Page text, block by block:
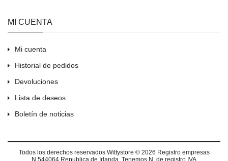
MI CUENTA
Mi cuenta
Historial de pedidos
Devoluciones
Lista de deseos
Boletín de noticias
Todos los derechos reservados Wittystore © 2026 Registro empresas
N.544064 Republica de Irlanda. Tenemos N. de registro IVA